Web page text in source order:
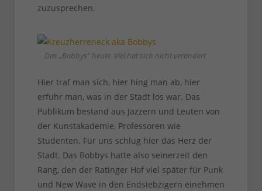
zuzusprechen.
Das „Bobbys“ heute. Viel hat sich nicht verändert
Hier traf man sich, hier hing man ab, hier
erfuhr man, was in der Stadt los war. Das
Publikum bestand aus Jazzern und Leuten von
der Kunstakademie, Professoren wie
Studenten. Für uns schlug hier das Herz der
Stadt. Das Bobbys hatte also seinerzeit den
Rang, den der Ratinger Hof viel später für Punk
und New Wave in den Endsiebzigern einehmen